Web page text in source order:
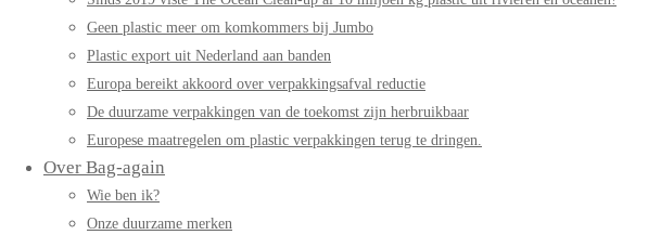
Geen plastic meer om komkommers bij Jumbo
Plastic export uit Nederland aan banden
Europa bereikt akkoord over verpakkingsafval reductie
De duurzame verpakkingen van de toekomst zijn herbruikbaar
Europese maatregelen om plastic verpakkingen terug te dringen.
Over Bag-again
Wie ben ik?
Onze duurzame merken